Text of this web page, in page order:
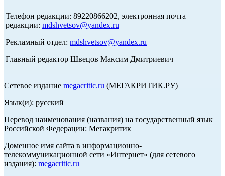
Телефон редакции: 89220866202, электронная почта
редакции: mdshvetsov@yandex.ru
Рекламный отдел: mdshvetsov@yandex.ru
Главный редактор Швецов Максим Дмитриевич
Сетевое издание megacritic.ru (МЕГАКРИТИК.РУ)
Язык(и): русский
Перевод наименования (названия) на государственный язык
Российской Федерации: Мегакритик
Доменное имя сайта в информационно-
телекоммуникационной сети «Интернет» (для сетевого
издания): megacritic.ru